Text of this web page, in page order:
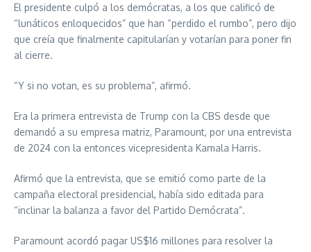
El presidente culpó a los demócratas, a los que calificó de
“lunáticos enloquecidos” que han “perdido el rumbo”, pero dijo
que creía que finalmente capitularían y votarían para poner fin
al cierre.
“Y si no votan, es su problema”, afirmó.
Era la primera entrevista de Trump con la CBS desde que
demandó a su empresa matriz, Paramount, por una entrevista
de 2024 con la entonces vicepresidenta Kamala Harris.
Afirmó que la entrevista, que se emitió como parte de la
campaña electoral presidencial, había sido editada para
“inclinar la balanza a favor del Partido Demócrata”.
Paramount acordó pagar US$16 millones para resolver la